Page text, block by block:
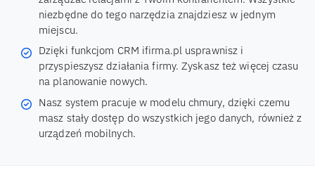
niezbędne do tego narzędzia znajdziesz w jednym
miejscu.
Dzięki funkcjom CRM ifirma.pl usprawnisz i
przyspieszysz działania firmy. Zyskasz też więcej czasu
na planowanie nowych.
Nasz system pracuje w modelu chmury, dzięki czemu
masz stały dostęp do wszystkich jego danych, również z
urządzeń mobilnych.